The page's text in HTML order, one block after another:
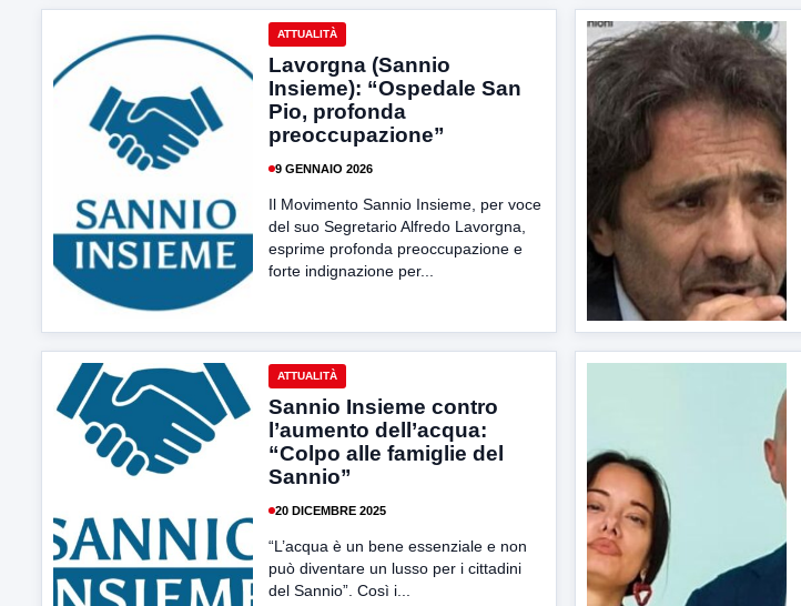
ATTUALITÀ
Lavorgna (Sannio
Insieme): “Ospedale San
Pio, profonda
preoccupazione”
9 GENNAIO 2026
Il Movimento Sannio Insieme, per voce
del suo Segretario Alfredo Lavorgna,
esprime profonda preoccupazione e
forte indignazione per...
ATTUALITÀ
Sannio Insieme contro
l’aumento dell’acqua:
“Colpo alle famiglie del
Sannio”
20 DICEMBRE 2025
“L’acqua è un bene essenziale e non
può diventare un lusso per i cittadini
del Sannio”. Così i...